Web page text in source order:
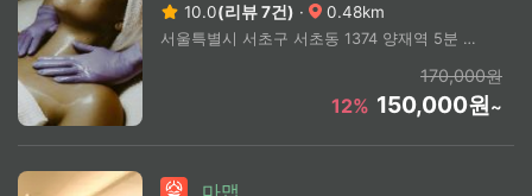
10.0(리뷰 7건) · 0.48km
서울특별시 서초구 서초동 1374 양재역 5분 거리
170,000원
12% 150,000원~
마맵